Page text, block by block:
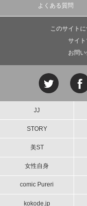
よくある質問
このサイト
サイ
お問
JJ
STORY
美ST
女性自身
comic Pureri
kokode.jp